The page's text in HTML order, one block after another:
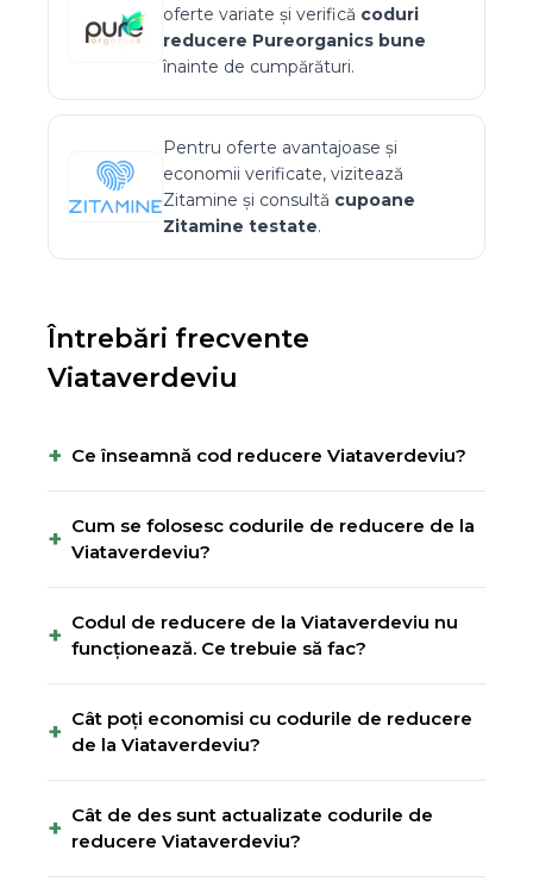
oferte variate și verifică coduri
reducere Pureorganics bune
înainte de cumpărături.
Pentru oferte avantajoase și
economii verificate, vizitează
Zitamine și consultă cupoane
Zitamine testate.
Întrebări frecvente
Viataverdeviu
+ Ce înseamnă cod reducere Viataverdeviu?
+ Cum se folosesc codurile de reducere de la
Viataverdeviu?
+ Codul de reducere de la Viataverdeviu nu
funcționează. Ce trebuie să fac?
+ Cât poți economisi cu codurile de reducere
de la Viataverdeviu?
+ Cât de des sunt actualizate codurile de
reducere Viataverdeviu?